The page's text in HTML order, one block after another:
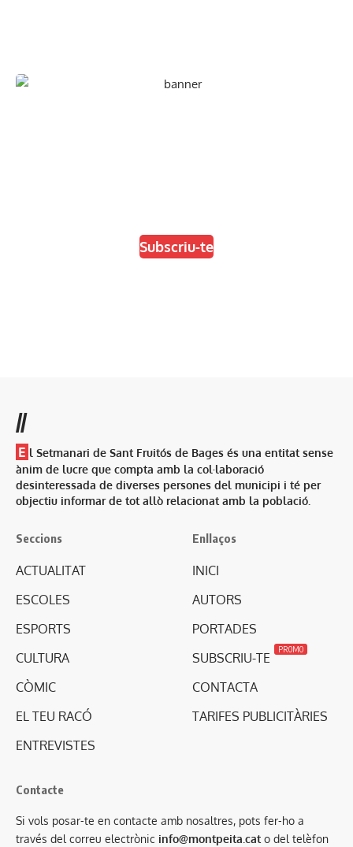
Subscriu-te
//
E l Setmanari de Sant Fruitós de Bages és una entitat sense
ànim de lucre que compta amb la col·laboració
desinteressada de diverses persones del municipi i té per
objectiu informar de tot allò relacionat amb la població.
Seccions
ACTUALITAT
ESCOLES
ESPORTS
CULTURA
CÒMIC
EL TEU RACÓ
ENTREVISTES
Enllaços
INICI
AUTORS
PORTADES
SUBSCRIU-TE
PROMO
CONTACTA
TARIFES PUBLICITÀRIES
Contacte
Si vols posar-te en contacte amb nosaltres, pots fer-ho a
través del correu electrònic info@montpeita.cat o del telèfon